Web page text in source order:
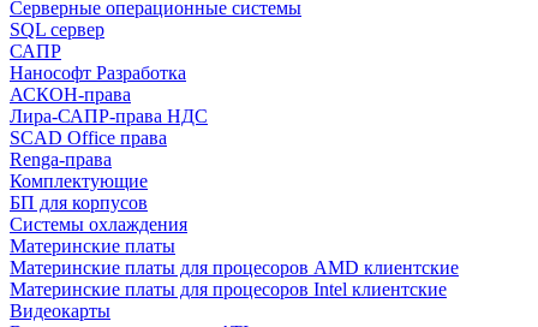
Серверные операционные системы
SQL сервер
САПР
Нанософт Разработка
АСКОН-права
Лира-САПР-права НДС
SCAD Office права
Renga-права
Комплектующие
БП для корпусов
Системы охлаждения
Материнские платы
Материнские платы для процесоров AMD клиентские
Материнские платы для процесоров Intel клиентские
Видеокарты